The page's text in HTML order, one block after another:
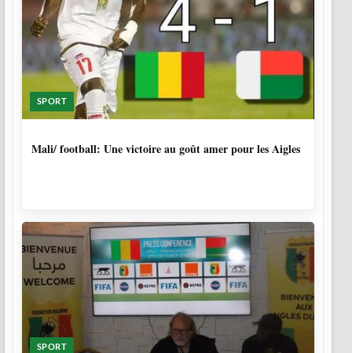
SPORT
Mali/ football: Une victoire au goût amer pour les Aigles
SPORT